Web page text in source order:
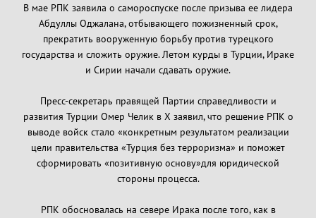
В мае РПК заявила о самороспуске после призыва ее лидера
Абдуллы Оджалана, отбывающего пожизненный срок,
прекратить вооруженную борьбу против турецкого
государства и сложить оружие. Летом курды в Турции, Ираке
и Сирии начали сдавать оружие.
Пресс-секретарь правящей Партии справедливости и
развития Турции Омер Челик в X заявил, что решение РПК о
выводе войск стало «конкретным результатом реализации
цели правительства «Турция без терроризма» и поможет
сформировать «позитивную основу»для юридической
стороны процесса.
РПК обосновалась на севере Ирака после того, как в